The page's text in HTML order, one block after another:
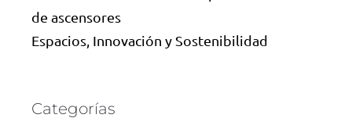
de ascensores
Espacios, Innovación y Sostenibilidad
Categorías